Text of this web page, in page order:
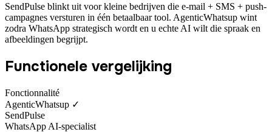
SendPulse blinkt uit voor kleine bedrijven die e-mail + SMS + push-
campagnes versturen in één betaalbaar tool. AgenticWhatsup wint
zodra WhatsApp strategisch wordt en u echte AI wilt die spraak en
afbeeldingen begrijpt.
Functionele vergelijking
Fonctionnalité
AgenticWhatsup ✓
SendPulse
WhatsApp AI-specialist